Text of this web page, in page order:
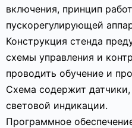
включения, принцип
пускорегулирующей
Конструкция стенда
схемы управления и
проводить обучение и
Схема содержит
световой индикации.
Программное